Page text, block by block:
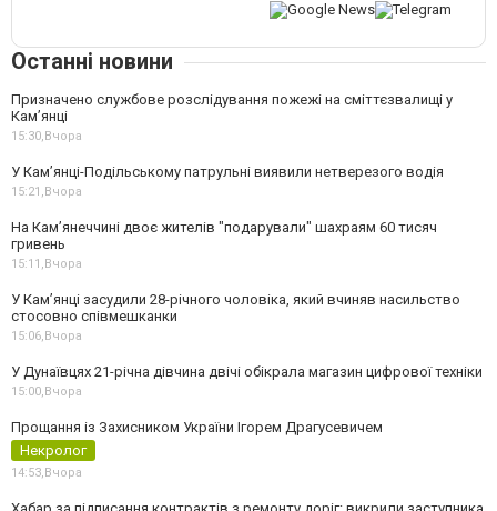
Останні новини
Призначено службове розслідування пожежі на сміттєзвалищі у
Кам’янці
15:30,Вчора
У Кам’янці-Подільському патрульні виявили нетверезого водія
15:21,Вчора
На Камʼянеччині двоє жителів "подарували" шахраям 60 тисяч
гривень
15:11,Вчора
У Камʼянці засудили 28-річного чоловіка, який вчиняв насильство
стосовно співмешканки
15:06,Вчора
У Дунаївцях 21-річна дівчина двічі обікрала магазин цифрової техніки
15:00,Вчора
Прощання із Захисником України Ігорем Драгусевичем
Некролог
14:53,Вчора